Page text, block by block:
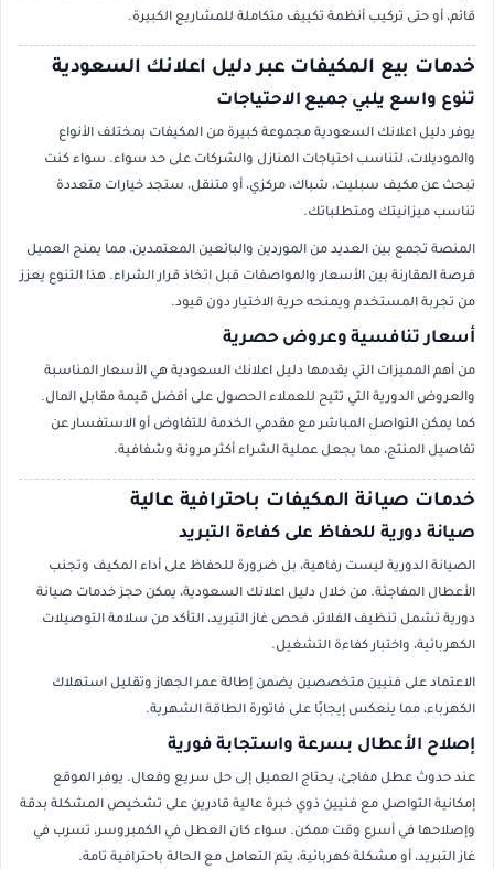
قائم، أو حتى تركيب أنظمة تكييف متكاملة للمشاريع الكبيرة.
خدمات بيع المكيفات عبر دليل اعلانك السعودية
تنوع واسع يلبي جميع الاحتياجات
يوفر دليل اعلانك السعودية مجموعة كبيرة من المكيفات بمختلف الأنواع
والموديلات، لتناسب احتياجات المنازل والشركات على حد سواء. سواء كنت
تبحث عن مكيف سبليت، شباك، مركزي، أو متنقل، ستجد خيارات متعددة
تناسب ميزانيتك ومتطلباتك.
المنصة تجمع بين العديد من الموردين والبائعين المعتمدين، مما يمنح العميل
فرصة المقارنة بين الأسعار والمواصفات قبل اتخاذ قرار الشراء. هذا التنوع يعزز
من تجربة المستخدم ويمنحه حرية الاختيار دون قيود.
أسعار تنافسية وعروض حصرية
من أهم المميزات التي يقدمها دليل اعلانك السعودية هي الأسعار المناسبة
والعروض الدورية التي تتيح للعملاء الحصول على أفضل قيمة مقابل المال.
كما يمكن التواصل المباشر مع مقدمي الخدمة للتفاوض أو الاستفسار عن
تفاصيل المنتج، مما يجعل عملية الشراء أكثر مرونة وشفافية.
خدمات صيانة المكيفات باحترافية عالية
صيانة دورية للحفاظ على كفاءة التبريد
الصيانة الدورية ليست رفاهية، بل ضرورة للحفاظ على أداء المكيف وتجنب
الأعطال المفاجئة. من خلال دليل اعلانك السعودية، يمكن حجز خدمات صيانة
دورية تشمل تنظيف الفلاتر، فحص غاز التبريد، التأكد من سلامة التوصيلات
الكهربائية، واختبار كفاءة التشغيل.
الاعتماد على فنيين متخصصين يضمن إطالة عمر الجهاز وتقليل استهلاك
الكهرباء، مما ينعكس إيجابًا على فاتورة الطاقة الشهرية.
إصلاح الأعطال بسرعة واستجابة فورية
عند حدوث عطل مفاجئ، يحتاج العميل إلى حل سريع وفعال. يوفر الموقع
إمكانية التواصل مع فنيين ذوي خبرة عالية قادرين على تشخيص المشكلة بدقة
وإصلاحها في أسرع وقت ممكن. سواء كان العطل في الكمبروسر، تسرب في
غاز التبريد، أو مشكلة كهربائية، يتم التعامل مع الحالة باحترافية تامة.